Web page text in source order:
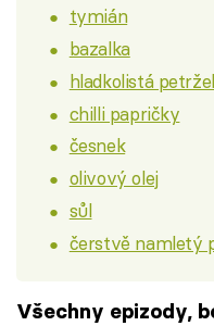
tymián
bazalka
hladkolistá petržel
chilli papričky
česnek
olivový olej
sůl
čerstvě namletý
Všechny epizody,